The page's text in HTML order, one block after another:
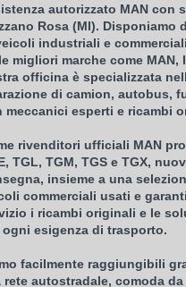
autorizzato MAN con
Rosa (MI). Disponiamo
industriali e
migliori marche come MAN,
officina è specializzata
di camion, autobus,
meccanici esperti e ricambi
rivenditori ufficiali MAN
TGL, TGM, TGS e TGX,
insieme a una
commerciali usati e
i ricambi originali e le
ogni esigenza di trasporto.
facilmente raggiungibili
rete autostradale, comoda